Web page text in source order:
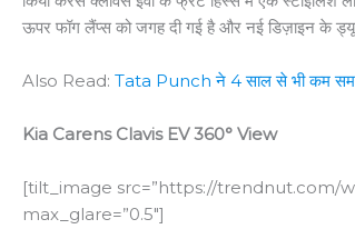
ऊपर फॉग लैंप्स को जगह दी गई है और नई डिज़ाइन के
Also Read: Tata Punch ने 4 साल से भी कम समय
Kia Carens Clavis EV 360° View
[tilt_image src=”https://trendnut.com/
max_glare=”0.5″]